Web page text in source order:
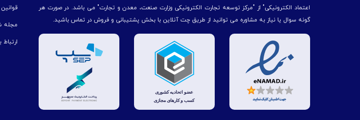
اعتماد الکترونیکی" از "مركز توسعه تجارت الكترونیكی وزارت صنعت، معدن و تجارت" می باشد. در صورت هر
گونه سوال یا نیاز به مشاوره می توانید از طریق چت آنلاین با بخش پشتیبانی و فروش در تماس باشید.
مجله
ارتباط